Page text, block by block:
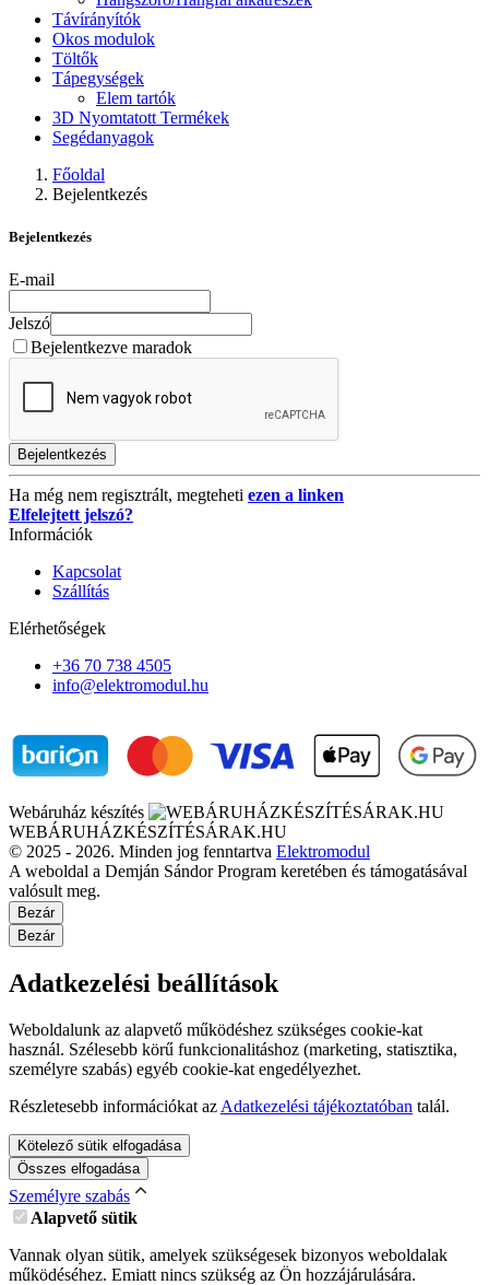
Távírányítók
Okos modulok
Töltők
Tápegységek
Elem tartók
3D Nyomtatott Termékek
Segédanyagok
Főoldal
Bejelentkezés
Bejelentkezés
E-mail
Jelszó
Bejelentkezve maradok
Bejelentkezés
Ha még nem regisztrált, megteheti ezen a linken
Elfelejtett jelszó?
Információk
Kapcsolat
Szállítás
Elérhetőségek
+36 70 738 4505
info@elektromodul.hu
Webáruház készítés
WEBÁRUHÁZKÉSZÍTÉSÁRAK.HU
© 2025 - 2026. Minden jog fenntartva Elektromodul
A weboldal a Demján Sándor Program keretében és támogatásával
valósult meg.
Bezár
Bezár
Adatkezelési beállítások
Weboldalunk az alapvető működéshez szükséges cookie-kat
használ. Szélesebb körű funkcionalitáshoz (marketing, statisztika,
személyre szabás) egyéb cookie-kat engedélyezhet.
Részletesebb információkat az Adatkezelési tájékoztatóban talál.
Kötelező sütik elfogadása
Összes elfogadása
Személyre szabás
Alapvető sütik
Vannak olyan sütik, amelyek szükségesek bizonyos weboldalak
működéséhez. Emiatt nincs szükség az Ön hozzájárulására.